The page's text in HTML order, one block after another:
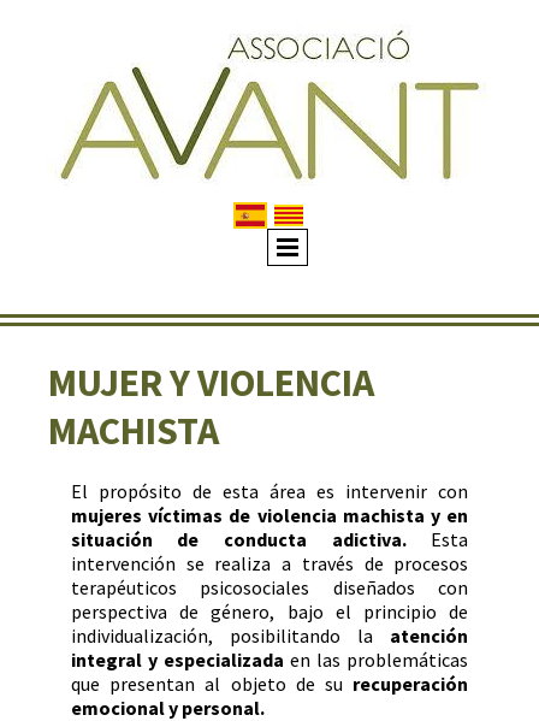
MUJER Y VIOLENCIA
MACHISTA
El propósito de esta área es intervenir con
mujeres víctimas de violencia machista y en
situación de conducta adictiva. Esta
intervención se realiza a través de procesos
terapéuticos psicosociales diseñados con
perspectiva de género, bajo el principio de
individualización, posibilitando la atención
integral y especializadaen las problemáticas
que presentan al objeto de su recuperación
emocional y personal.